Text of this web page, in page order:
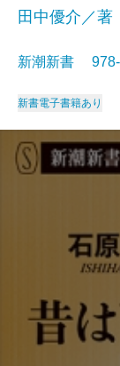
田中優介／著
新潮新書
新書電子書籍あり